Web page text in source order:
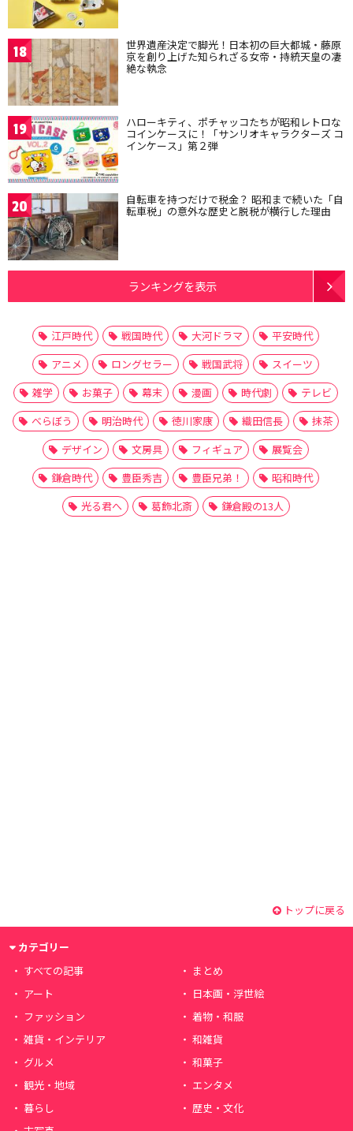
18 世界遺産決定で脚光！日本初の巨大都城・藤原
京を創り上げた知られざる女帝・持統天皇の凄
絶な執念
19 ハローキティ、ポチャッコたちが昭和レトロな
コインケースに！「サンリオキャラクターズ コ
インケース」第２弾
20 自転車を持つだけで税金？ 昭和まで続いた「自
転車税」の意外な歴史と脱税が横行した理由
ランキングを表示
江戸時代 戦国時代 大河ドラマ
平安時代
アニメ
ロングセラー 戦国武将
スイーツ
雑学
お菓子 幕末 漫画 時代劇
テレビ
べらぼう
明治時代 徳川家康 織田信長
抹茶
デザイン
文房具 フィギュア
展覧会
鎌倉時代
豊臣秀吉 豊臣兄弟！
昭和時代
光る君へ
葛飾北斎 鎌倉殿の13人
トップに戻る
カテゴリー
すべての記事
まとめ
アート
日本画・浮世絵
ファッション
着物・和服
雑貨・インテリア
和雑貨
グルメ
和菓子
観光・地域
エンタメ
暮らし
歴史・文化